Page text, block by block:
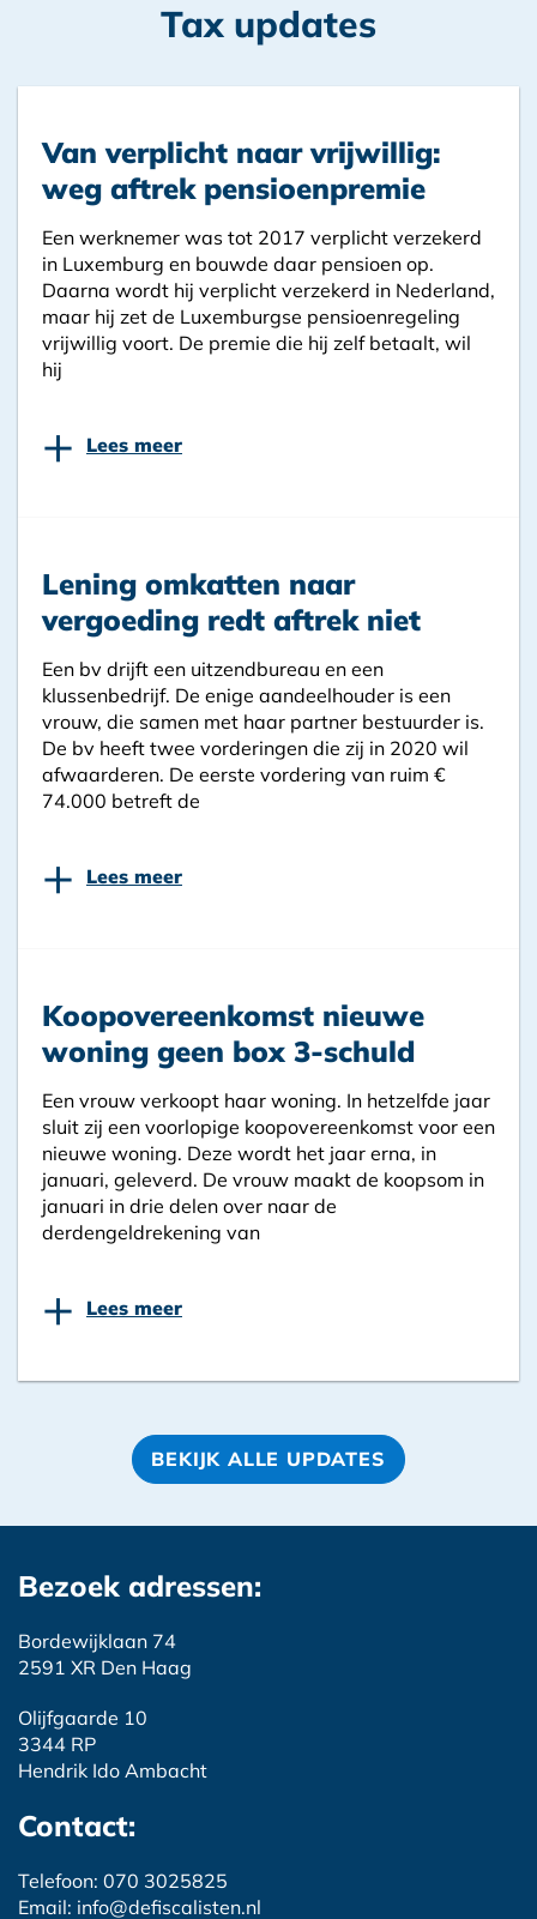
Tax updates
Van verplicht naar vrijwillig:
weg aftrek pensioenpremie
Een werknemer was tot 2017 verplicht verzekerd
in Luxemburg en bouwde daar pensioen op.
Daarna wordt hij verplicht verzekerd in Nederland,
maar hij zet de Luxemburgse pensioenregeling
vrijwillig voort. De premie die hij zelf betaalt, wil
hij
+ Lees meer
Lening omkatten naar
vergoeding redt aftrek niet
Een bv drijft een uitzendbureau en een
klussenbedrijf. De enige aandeelhouder is een
vrouw, die samen met haar partner bestuurder is.
De bv heeft twee vorderingen die zij in 2020 wil
afwaarderen. De eerste vordering van ruim €
74.000 betreft de
+ Lees meer
Koopovereenkomst nieuwe
woning geen box 3-schuld
Een vrouw verkoopt haar woning. In hetzelfde jaar
sluit zij een voorlopige koopovereenkomst voor een
nieuwe woning. Deze wordt het jaar erna, in
januari, geleverd. De vrouw maakt de koopsom in
januari in drie delen over naar de
derdengeldrekening van
+ Lees meer
BEKIJK ALLE UPDATES
Bezoek adressen:
Bordewijklaan 74
2591 XR Den Haag
Olijfgaarde 10
3344 RP
Hendrik Ido Ambacht
Contact:
Telefoon: 070 3025825
Email: info@defiscalisten.nl